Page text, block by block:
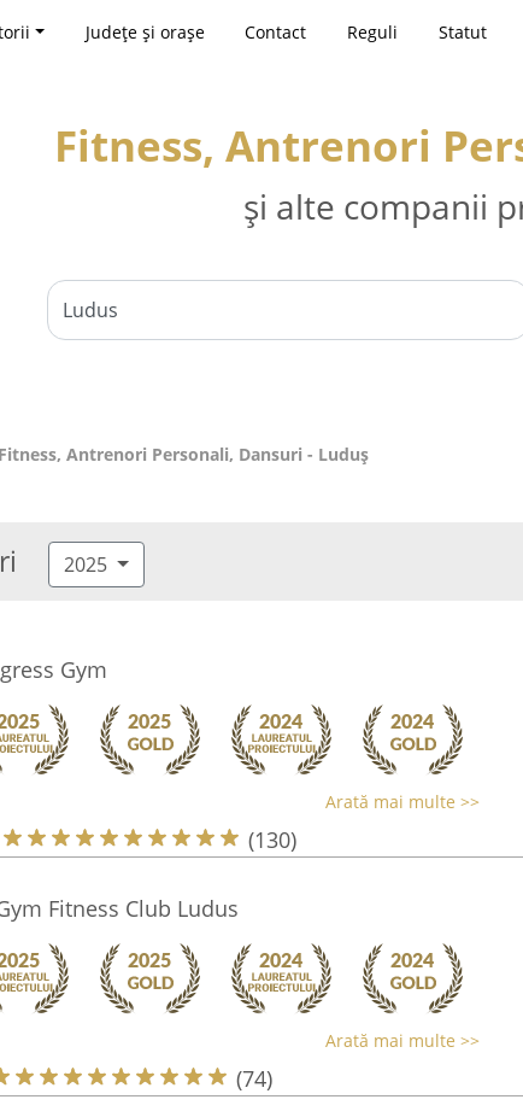
Județe și orașe Contact Reguli Statut
Fitness, Antrenori
și alte companii
Fitness, Antrenori Personali, Dansuri - Luduş
2025
Gym
Arată mai multe >>
(130)
Fitness Club Ludus
Arată mai multe >>
(74)